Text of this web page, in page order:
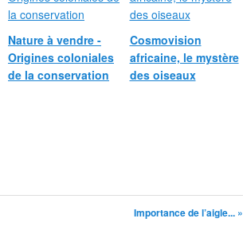
Nature à vendre -
Origines coloniales
de la conservation
Cosmovision
africaine, le mystère
des oiseaux
Importance de l’aigle... »